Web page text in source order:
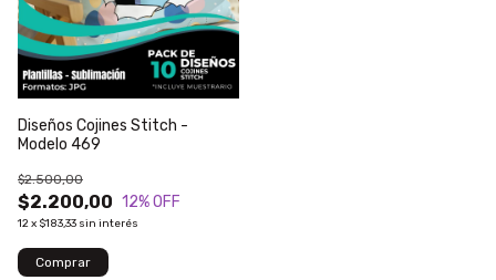
Diseños Cojines Stitch -
Modelo 469
$2.200,00
$2.500,00
12% OFF
12x $183,33 sin interés